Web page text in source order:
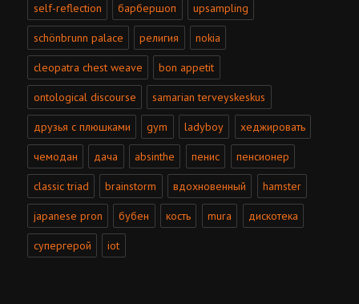
self-reflection барбершоп upsampling
schönbrunn palace религия nokia
cleopatra chest weave bon appetit
ontological discourse samarian terveyskeskus
друзья с плюшками gym ladyboy хеджировать
чемодан дача absinthe пенис пенсионер
classic triad brainstorm вдохновенный hamster
japanese pron бубен кость mura дискотека
супергерой iot